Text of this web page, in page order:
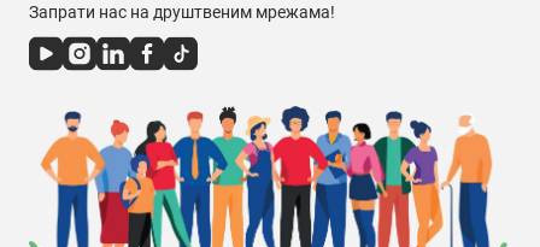
Запрати нас на друштвеним мрежама!